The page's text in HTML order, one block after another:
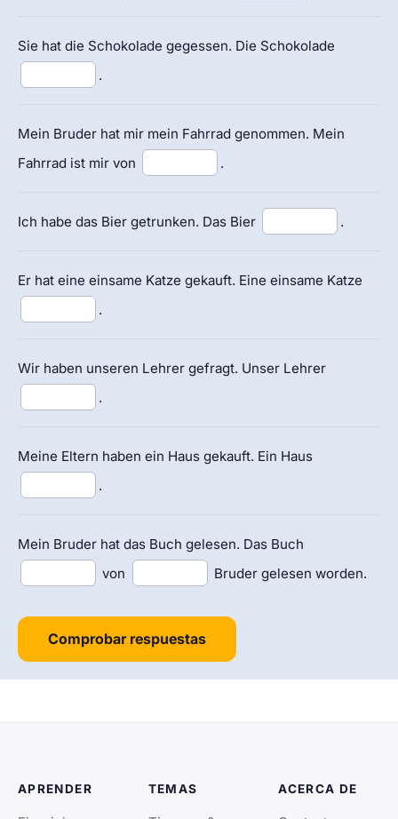
Sie hat die Schokolade gegessen. Die Schokolade
.
Mein Bruder hat mir mein Fahrrad genommen. Mein
Fahrrad ist mir von
.
Ich habe das Bier getrunken. Das Bier .
Er hat eine einsame Katze gekauft. Eine einsame Katze
.
Wir haben unseren Lehrer gefragt. Unser Lehrer
.
Meine Eltern haben ein Haus gekauft. Ein Haus
.
Mein Bruder hat das Buch gelesen. Das Buch
von
Bruder gelesen worden.
Comprobar respuestas
APRENDER TEMAS ACERCA DE